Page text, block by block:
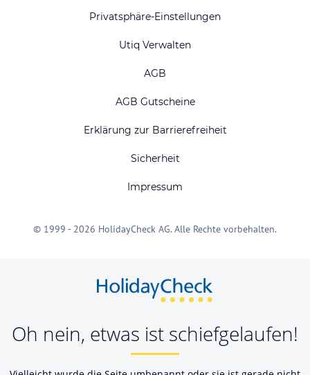
Privatsphäre-Einstellungen
Utiq Verwalten
AGB
AGB Gutscheine
Erklärung zur Barrierefreiheit
Sicherheit
Impressum
© 1999 - 2026 HolidayCheck AG. Alle Rechte vorbehalten.
Oh nein, etwas ist schiefgelaufen!